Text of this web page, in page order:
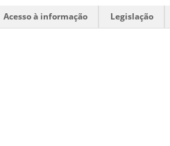
Acesso à informação Legislação